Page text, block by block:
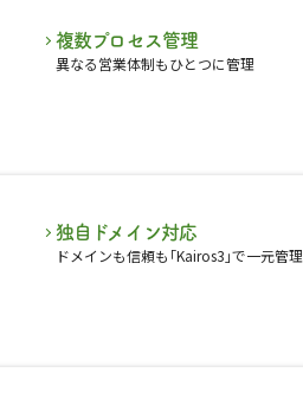
複数プロセス管理
異なる営業体制もひとつに管理
独自ドメイン対応
ドメインも信頼も｢Kairos3｣で一元管理